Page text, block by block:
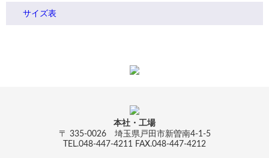
サイズ表
本社・工場
〒 335-0026 埼玉県戸田市新曽南4-1-5
TEL.048-447-4211 FAX.048-447-4212